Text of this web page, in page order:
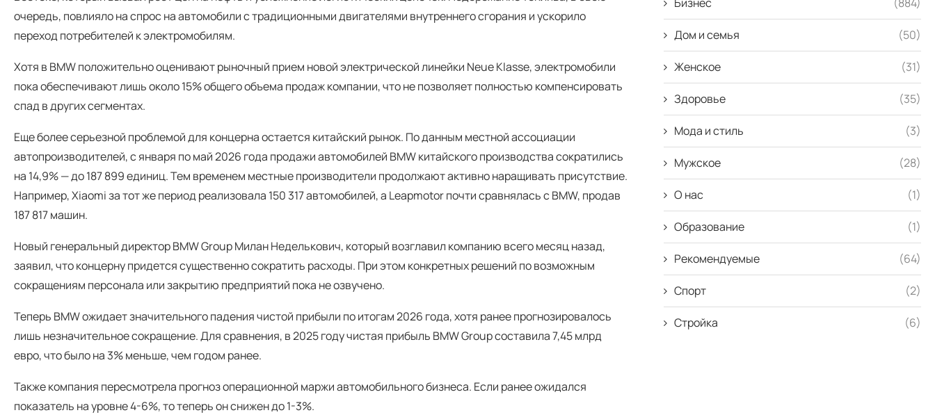
очередь, повлияло на спрос на автомобили с традиционными двигателями внутреннего сгорания и ускорило
переход потребителей к электромобилям.
Хотя в BMW положительно оценивают рыночный прием новой электрической линейки Neue Klasse, электромобили
пока обеспечивают лишь около 15% общего объема продаж компании, что не позволяет полностью компенсировать
спад в других сегментах.
Еще более серьезной проблемой для концерна остается китайский рынок. По данным местной ассоциации
автопроизводителей, с января по май 2026 года продажи автомобилей BMW китайского производства сократились
на 14,9% — до 187 899 единиц. Тем временем местные производители продолжают активно наращивать присутствие.
Например, Xiaomi за тот же период реализовала 150 317 автомобилей, а Leapmotor почти сравнялась с BMW, продав
187 817 машин.
Новый генеральный директор BMW Group Милан Неделькович, который возглавил компанию всего месяц назад,
заявил, что концерну придется существенно сократить расходы. При этом конкретных решений по возможным
сокращениям персонала или закрытию предприятий пока не озвучено.
Теперь BMW ожидает значительного падения чистой прибыли по итогам 2026 года, хотя ранее прогнозировалось
лишь незначительное сокращение. Для сравнения, в 2025 году чистая прибыль BMW Group составила 7,45 млрд
евро, что было на 3% меньше, чем годом ранее.
Также компания пересмотрела прогноз операционной маржи автомобильного бизнеса. Если ранее ожидался
показатель на уровне 4-6%, то теперь он снижен до 1-3%.
Дом и семья (50)
Женское (31)
Здоровье (35)
Мода и стиль (3)
Мужское (28)
О нас (1)
Образование (1)
Рекомендуемые (64)
Спорт (2)
Стройка (6)